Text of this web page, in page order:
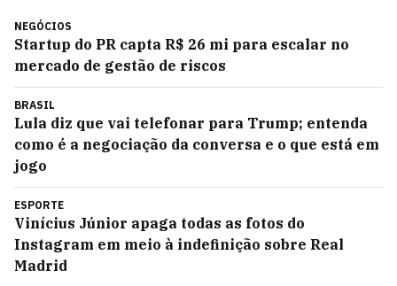
NEGÓCIOS
Startup do PR capta R$ 26 mi para escalar no
mercado de gestão de riscos
BRASIL
Lula diz que vai telefonar para Trump; entenda
como é a negociação da conversa e o que está em
jogo
ESPORTE
Vinícius Júnior apaga todas as fotos do
Instagram em meio à indefinição sobre Real
Madrid